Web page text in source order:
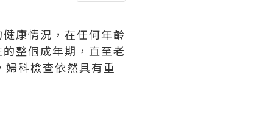
康情況，在任何年齡
整個成年期，直至老
科檢查依然具有重